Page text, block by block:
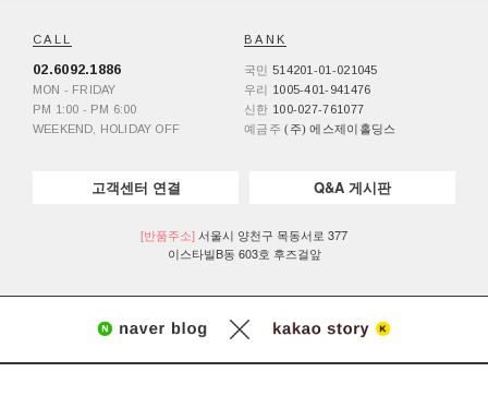
CALL
02.6092.1886
MON - FRIDAY
PM 1:00 - PM 6:00
WEEKEND, HOLIDAY OFF
BANK
국민 514201-01-021045
우리 1005-401-941476
신한 100-027-761077
예금주 (주) 에스제이홀딩스
고객센터 연결 Q&A 게시판
[반품주소] 서울시 양천구 목동서로 377
이스타빌B동 603호 후즈걸앞